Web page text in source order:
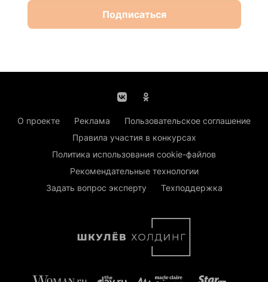
Подписаться
О проекте Реклама
Пользовательское соглашение
Правила участия в конкурсах
Политика использования cookie-файлов
Рекомендательные технологии
Задать вопрос эксперту
Техподдержка